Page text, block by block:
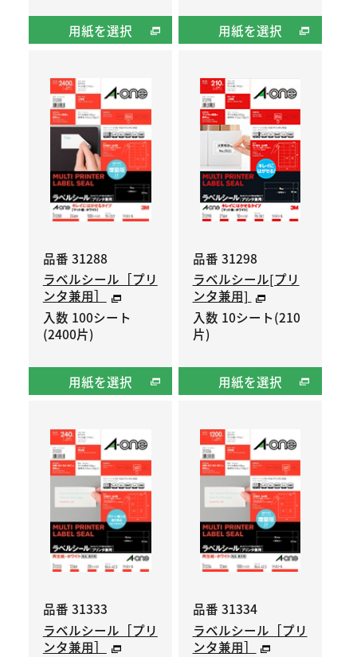
用紙を選択 用紙を選択
品番 31288
ラベルシール［プリ
ンタ兼用］
入数 100シート
(2400片)
用紙を選択
品番 31298
ラベルシール[プリ
ンタ兼用]
入数 10シート(210
片)
用紙を選択
品番 31333
ラベルシール［プリ
ンタ兼用］
品番 31334
ラベルシール［プリ
ンタ兼用］